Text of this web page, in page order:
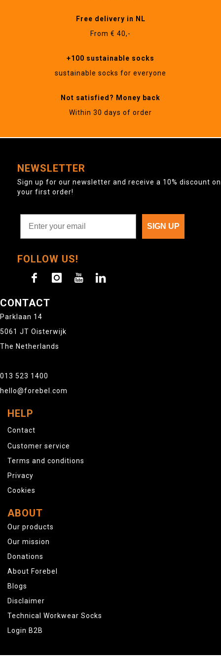
Free delivery in NL
From € 40,-
+100 sustainable socks
sustainable socks for everyone
Not satisfied? Money back
Within 30 days of order
NEWSLETTER
Sign up for our newsletter and receive a 10% discount on
your first order!
SIGN UP
FOLLOW US!
CONTACT
Parklaan 14
5061 JT Oisterwijk
The Netherlands
013 523 1400
hello@forebel.com
HELP
Contact
Customer service
Terms and conditions
Privacy
Cookies
ABOUT
Our products
Our mission
Donations
About Forebel
Blogs
Disclaimer
Technical Workwear Socks
Login B2B